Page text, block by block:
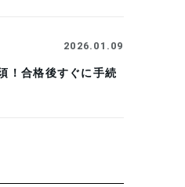
2026.01.09
！合格後すぐに手続